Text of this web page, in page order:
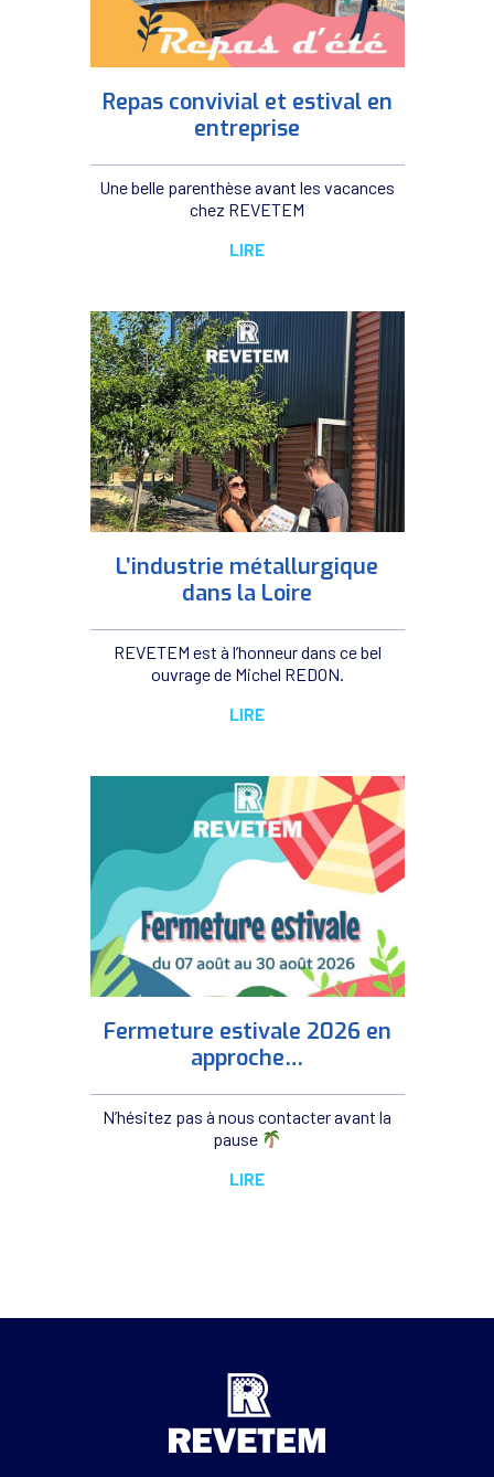
Repas convivial et estival en
entreprise
Une belle parenthèse avant les vacances
chez REVETEM
LIRE
L’industrie métallurgique
dans la Loire
REVETEM est à l’honneur dans ce bel
ouvrage de Michel REDON.
LIRE
Fermeture estivale 2026 en
approche…
N’hésitez pas à nous contacter avant la
pause
LIRE